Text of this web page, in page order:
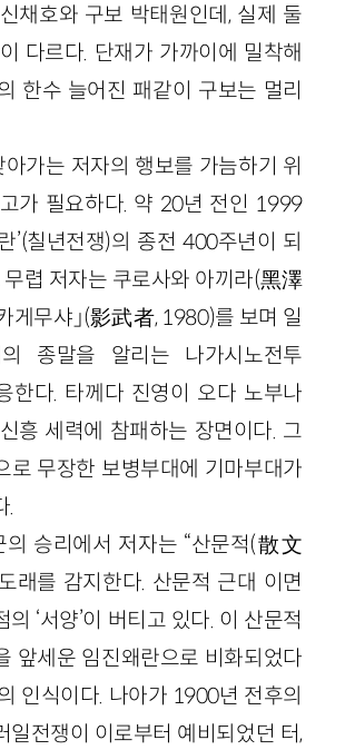
채호와 구보 박태원인데, 실제 둘
다르다. 단재가 가까이에 밀착해
한수 늘어진 패같이 구보는 멀리
가는 저자의 행보를 가늠하기 위
가 필요하다. 약 20년 전인 1999
’(칠년전쟁)의 종전 400주년이 되
무렵 저자는 쿠로사와 아끼라(黑澤
게무샤」(影武者, 1980)를 보며 일
종말을 알리는 나가시노전투
한다. 타께다 진영이 오다 노부나
흥 세력에 참패하는 장면이다. 그
로 무장한 보병부대에 기마부대가
.
의 승리에서 저자는 “산문적(散文
래를 감지한다. 산문적 근대 이면
‘서양’이 버티고 있다. 이 산문적
앞세운 임진왜란으로 비화되었다
인식이다. 나아가 1900년 전후의
일전쟁이 이로부터 예비되었던 터,